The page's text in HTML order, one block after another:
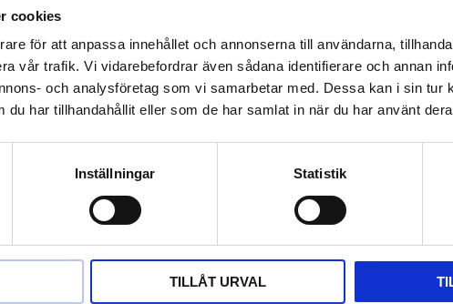
cookies
för att anpassa innehållet och annonserna till användarna,
vår trafik. Vi vidarebefordrar även sådana identifierare och annan
och analysföretag som vi samarbetar med. Dessa kan i sin tur
du har tillhandahållit eller som de har samlat in när du har använt
Inställningar Statistik
TILLÅT URVAL
67 200kr 84 000kr
länkar med stil
bland armband i guld. Med sin karakteristiska
populär i generationer. Våra bismarck-armband i 18K
som söker ett armband som håller över tid.